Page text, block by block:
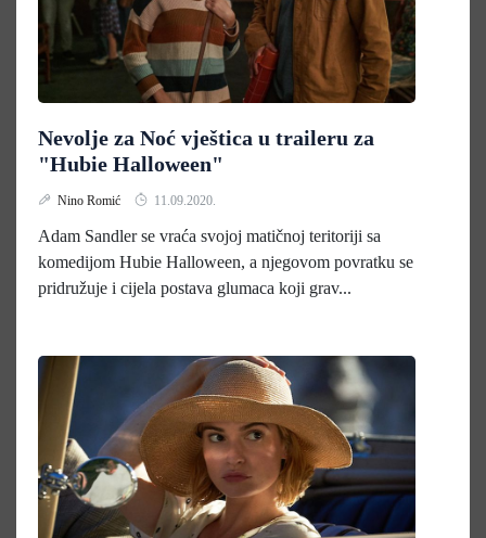
Nevolje za Noć vještica u traileru za
"Hubie Halloween"
Nino Romić 11.09.2020.
Adam Sandler se vraća svojoj matičnoj teritoriji sa
komedijom Hubie Halloween, a njegovom povratku se
pridružuje i cijela postava glumaca koji grav...